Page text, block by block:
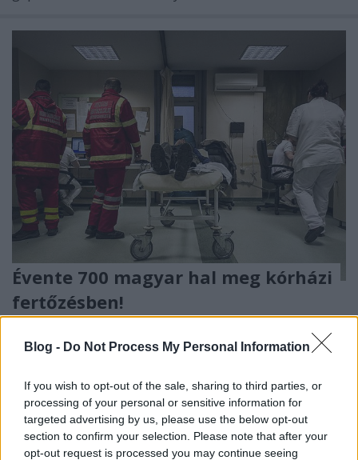
Blog - Do Not Process My Personal Information
If you wish to opt-out of the sale, sharing to third parties, or
processing of your personal or sensitive information for
targeted advertising by us, please use the below opt-out
section to confirm your selection. Please note that after your
opt-out request is processed you may continue seeing
Évente 700 magyar hal meg kórházi
fertőzésben!
fertőzések miatt, mint autóbalesetben! A
döbbenetes adatok mögött a kórházakban
tapasztalható ...